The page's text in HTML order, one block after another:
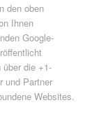
den oben
Ihnen
Google-
die +1-
und Partner
Websites.